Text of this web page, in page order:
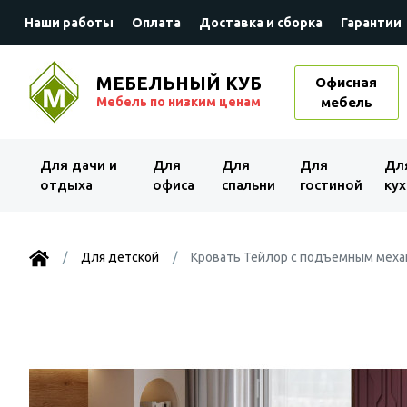
Наши работы Оплата Доставка и сборка Гарантии
МЕБЕЛЬНЫЙ КУБ
Мебель по низким ценам
Офисная
мебель
Для дачи и
отдыха
Для
офиса
Для
спальни
Для
гостиной
Для детской Кровать Тейлор с подъемным